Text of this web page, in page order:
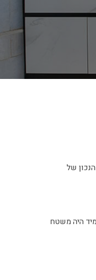
של
היה משטח